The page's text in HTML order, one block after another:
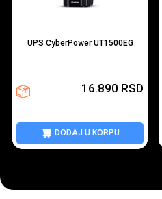
UPS CyberPower UT1500EG
16.890 RSD
DODAJ U KORPU